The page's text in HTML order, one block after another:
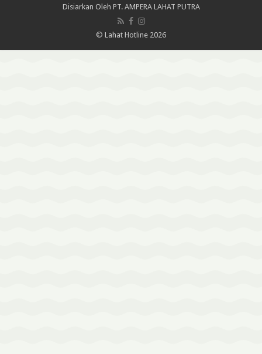
Disiarkan Oleh PT. AMPERA LAHAT PUTRA
© Lahat Hotline 2026